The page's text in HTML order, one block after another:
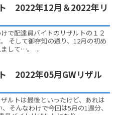
2022年12月＆2022年リ
で配達員バイトのリザルトの１２
そして御存知の通り、12月の初め
して…。 ...
2022年05月GWリザル
ルトは最後といったけど、あれは
そんなわけで今回は5月の1週分、